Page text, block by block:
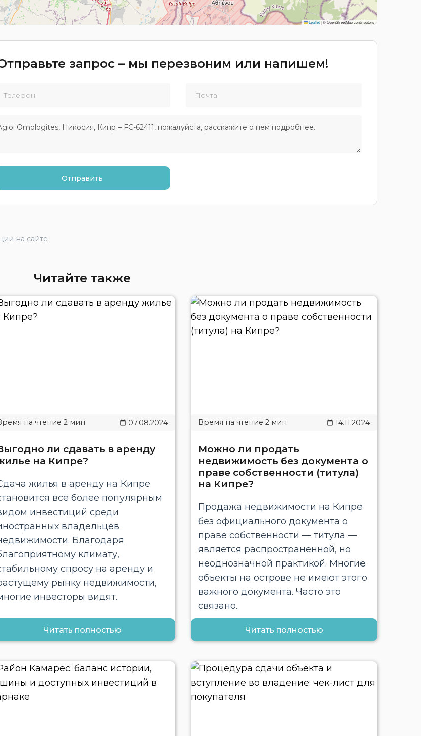
Leaflet|© OpenStreetMap contributors
запрос – мы перезвоним или напишем!
на сайте
Читайте также
07.08.2024
ли сдавать в аренду
на Кипре?
жилья в аренду на Кипре
все более популярным
инвестиций среди
владельцев
Благодаря
климату,
спросу на аренду и
рынку недвижимости,
инвесторы видят..
Читать полностью
14.11.2024
Можно ли продать
недвижимость без документа о
праве собственности (титула)
на Кипре?
Продажа недвижимости на Кипре
без официального документа о
праве собственности — титула —
является распространенной, но
неоднозначной практикой. Многие
объекты на острове не имеют этого
важного документа. Часто это
связано..
Читать полностью